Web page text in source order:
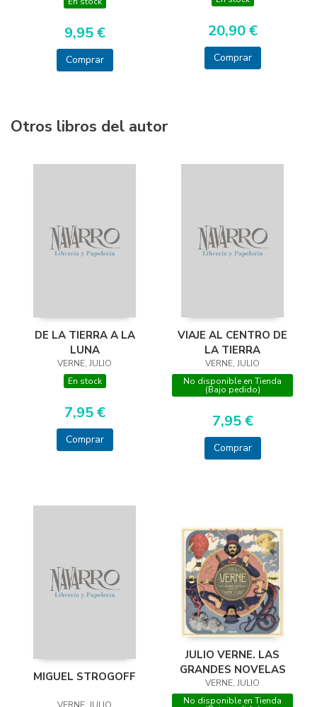
9,95 €
Comprar
20,90 €
Comprar
Otros libros del autor
DE LA TIERRA A LA
LUNA
VERNE, JULIO
En stock
7,95 €
Comprar
VIAJE AL CENTRO DE
LA TIERRA
VERNE, JULIO
No disponible en Tienda
(Bajo pedido)
7,95 €
Comprar
MIGUEL STROGOFF
JULIO VERNE. LAS
GRANDES NOVELAS
VERNE, JULIO
No disponible en Tienda